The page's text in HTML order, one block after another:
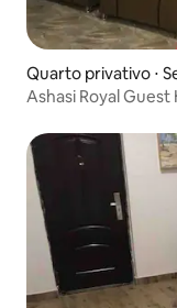
Quarto privativo ⋅
Ashasi Royal Guest